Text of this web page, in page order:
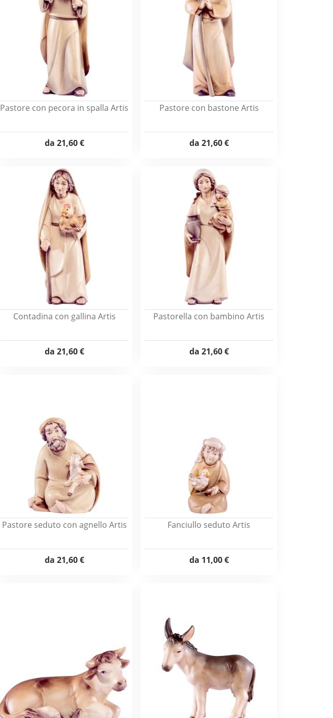
Pastore con pecora in spalla Artis
da 21,60 €
Pastore con bastone Artis
da 21,60 €
Contadina con gallina Artis
da 21,60 €
Pastorella con bambino Artis
da 21,60 €
Pastore seduto con agnello Artis
da 21,60 €
Fanciullo seduto Artis
da 11,00 €